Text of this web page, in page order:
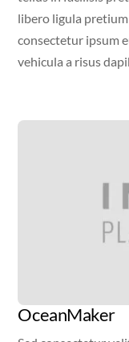
libero ligula
consectetur ipsum
vehicula a risus
OceanMaker